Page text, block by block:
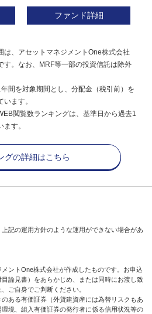
ファンド詳細
、アセットマネジメントOne株式会社
す。なお、MRF等一部の投資信託は除外
間を対象期間とし、分配金（税引前）を
ます。
閲覧数ランキングは、基準日から過去1
す。
グの詳細はこちら
記の運用方針のような運用ができない場合があ
ントOne株式会社が作成したものです。お申込
論見書）をあらかじめ、または同時にお渡し致
ご自身でご判断ください。
ある有価証券（外貨建資産には為替リスクもあ
境、組入有価証券の発行者に係る信用状況等の